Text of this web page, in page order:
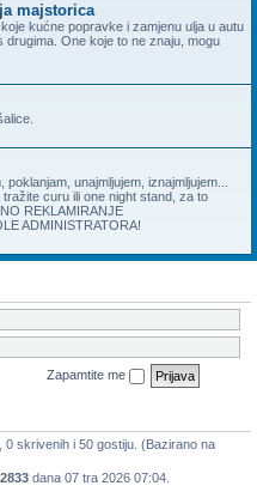
majstorica
kućne popravke i zamjenu ulja u autu
drugima. One koje to ne znaju, mogu
unajmljujem, iznajmljujem...
curu ili one night stand, za to
REKLAMIRANJE
ADMINISTRATORA!
Zapamtite me
skrivenih i 50 gostiju. (Bazirano na
2833 dana 07 tra 2026 07:04.